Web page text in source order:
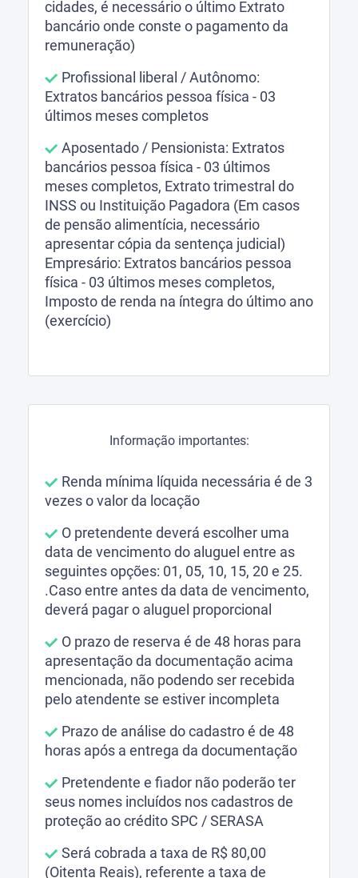
cidades, é necessário o último Extrato
bancário onde conste o pagamento da
remuneração)
Profissional liberal / Autônomo:
Extratos bancários pessoa física - 03
últimos meses completos
Aposentado / Pensionista: Extratos
bancários pessoa física - 03 últimos
meses completos, Extrato trimestral do
INSS ou Instituição Pagadora (Em casos
de pensão alimentícia, necessário
apresentar cópia da sentença judicial)
Empresário: Extratos bancários pessoa
física - 03 últimos meses completos,
Imposto de renda na íntegra do último ano
(exercício)
Informação importantes:
Renda mínima líquida necessária é de 3
vezes o valor da locação
O pretendente deverá escolher uma
data de vencimento do aluguel entre as
seguintes opções: 01, 05, 10, 15, 20 e 25.
.Caso entre antes da data de vencimento,
deverá pagar o aluguel proporcional
O prazo de reserva é de 48 horas para
apresentação da documentação acima
mencionada, não podendo ser recebida
pelo atendente se estiver incompleta
Prazo de análise do cadastro é de 48
horas após a entrega da documentação
Pretendente e fiador não poderão ter
seus nomes incluídos nos cadastros de
proteção ao crédito SPC / SERASA
Será cobrada a taxa de R$ 80,00
(Oitenta Reais), referente a taxa de